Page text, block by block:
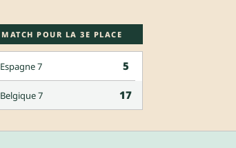
MATCH POUR LA 3E PLACE
Espagne 7 5
Belgique 7 17